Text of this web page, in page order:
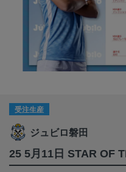
受注生産
ジュビロ磐田
25 5月11日 STAR OF